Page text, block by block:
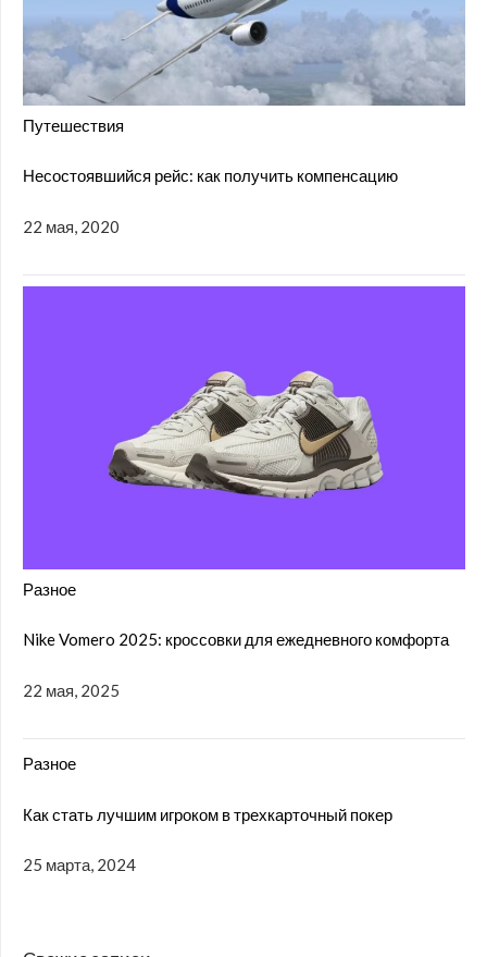
Путешествия
Несостоявшийся рейс: как получить компенсацию
22 мая, 2020
Разное
Nike Vomero 2025: кроссовки для ежедневного комфорта
22 мая, 2025
Разное
Как стать лучшим игроком в трехкарточный покер
25 марта, 2024